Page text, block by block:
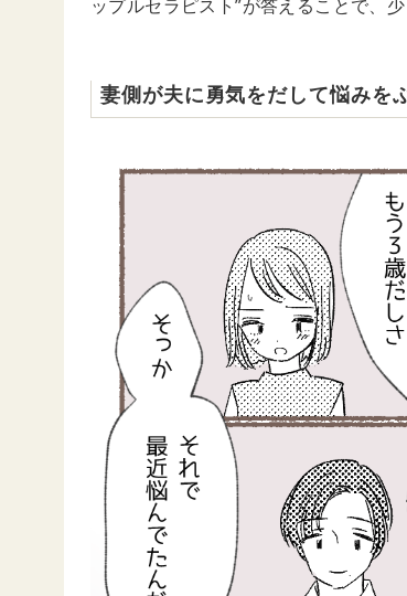
ップルセラピスト”が答えることで、
妻側が夫に勇気をだして悩み